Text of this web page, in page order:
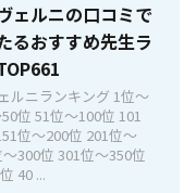
ェルニの口コミで
るおすすめ先生ラ
ルニランキング 1位〜
位 51位〜100位 101
位〜200位 201位〜
300位 301位〜350位
40 ...